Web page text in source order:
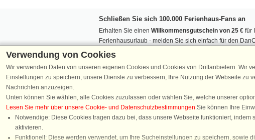
Schließen Sie sich 100.000 Ferienhaus-Fans an
Erhalten Sie einen Willkommensgutschein von 25 € für
Ferienhausurlaub - melden Sie sich einfach für den
Verpassen Sie nie wieder exklusive Angebote,
Folgen Sie uns:
Verwendung von Cookies
Wir verwenden Daten von unseren eigenen Cookies und Cookies von Drittanbietern. Wir
Einstellungen zu speichern, unsere Dienste zu verbessern, Ihre Nutzung der Webseite
Nachrichten anzuzeigen.
Unten können Sie wählen, alle Cookies zuzulassen oder wählen Sie, welche unserer
Lesen Sie mehr über unsere Cookie- und Datenschutzbestimmungen.Sie können Ihre
Notwendige: Diese Cookies tragen dazu bei, dass unsere Webseite funktioniert,
aktivieren.
Funktionell: Diese werden verwendet, um Ihre Sucheinstellungen zu speichern, sowie
Chat